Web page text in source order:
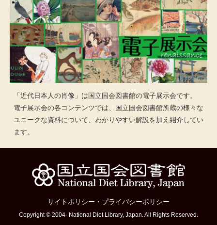
「近代日本人の肖像」は国立国会図書館の電子展示会です。
電子展示会の各コンテンツでは、国立国会図書館所蔵の様々な
ユニークな資料について、わかりやすい解説を加え紹介してい
ます。
サイトポリシー ・ プライバシーポリシー
Copyright © 2004- National Diet Library, Japan. All Rights Reserved.